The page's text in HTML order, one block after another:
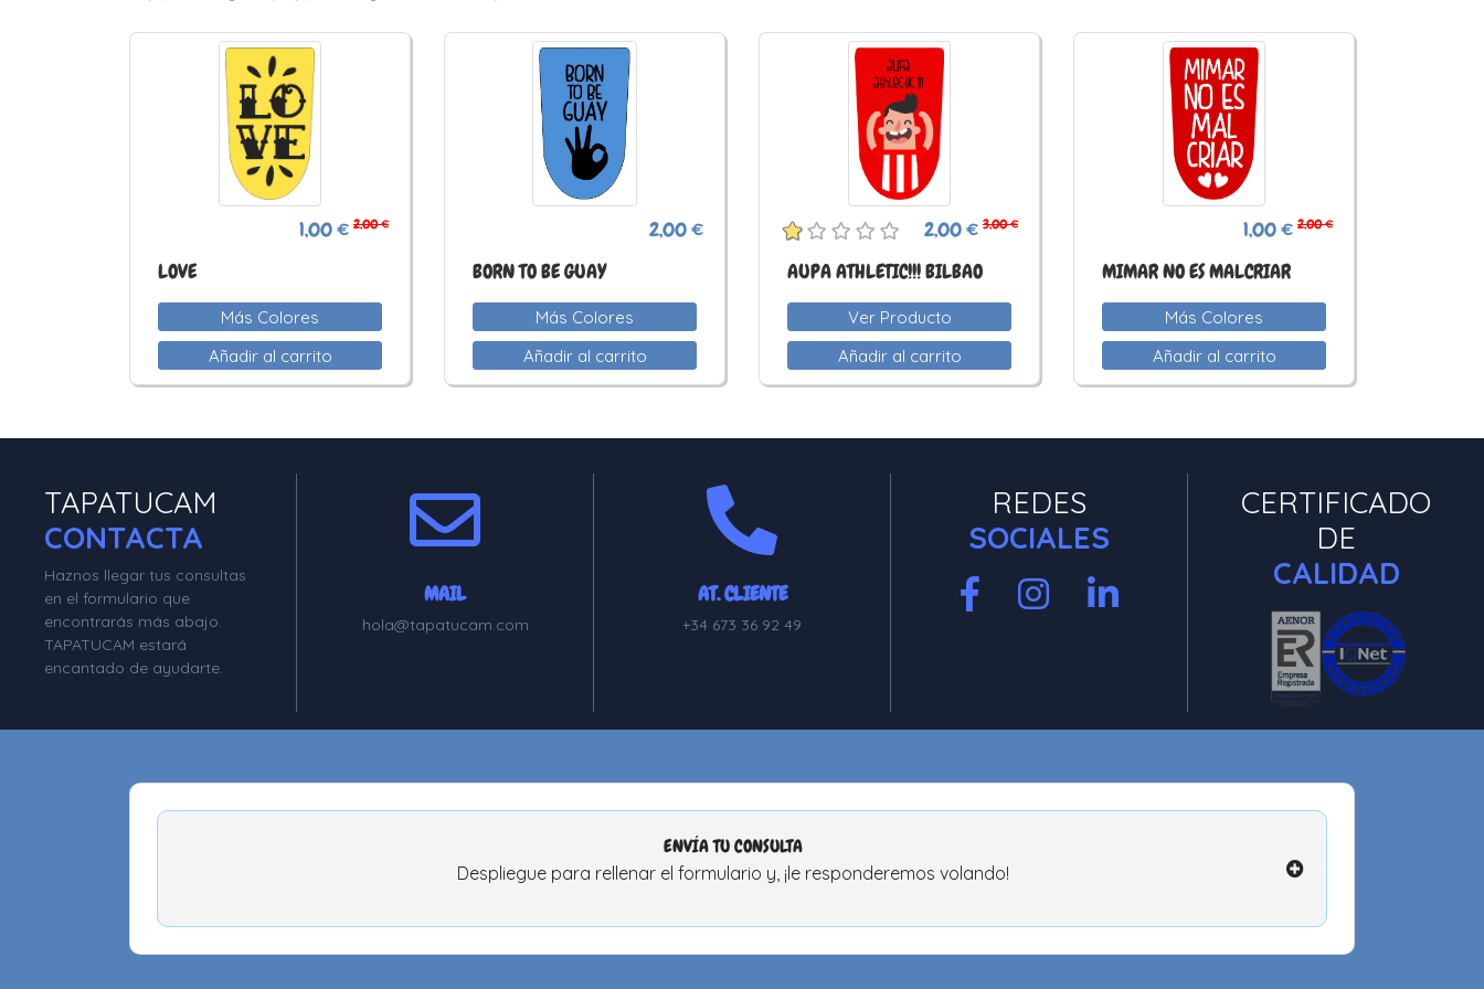
1,00 € 2,00 €
LOVE
Más Colores
Añadir al carrito
2,00 €
BORN TO BE GUAY
Más Colores
Añadir al carrito
2,00 € 3,00 €
AUPA ATHLETIC!!! BILBAO
Ver Producto
Añadir al carrito
1,00 € 2,00 €
MIMAR NO ES MALCRIAR
Más Colores
Añadir al carrito
TAPATUCAM
CONTACTA
Haznos llegar tus consultas
en el formulario que
encontrarás más abajo.
TAPATUCAM estará
encantado de ayudarte.
MAIL
hola@tapatucam.com
AT. CLIENTE
+34 673 36 92 49
REDES
SOCIALES
CERTIFICADO
DE
CALIDAD
ENVÍA TU CONSULTA
Despliegue para rellenar el formulario y, ¡le responderemos volando!